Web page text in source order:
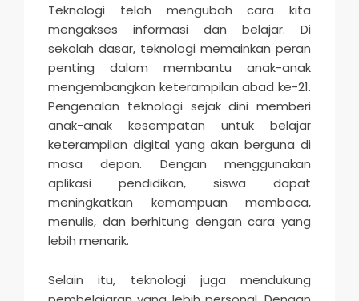
Teknologi telah mengubah cara kita
mengakses informasi dan belajar. Di
sekolah dasar, teknologi memainkan peran
penting dalam membantu anak-anak
mengembangkan keterampilan abad ke-21.
Pengenalan teknologi sejak dini memberi
anak-anak kesempatan untuk belajar
keterampilan digital yang akan berguna di
masa depan. Dengan menggunakan
aplikasi pendidikan, siswa dapat
meningkatkan kemampuan membaca,
menulis, dan berhitung dengan cara yang
lebih menarik.
Selain itu, teknologi juga mendukung